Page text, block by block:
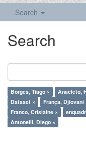
Search
Search
Borges, Tiago × Anacleto,
Dataset ×
França, Djiovani
Franco, Crislaine ×
Antonelli, Diego ×